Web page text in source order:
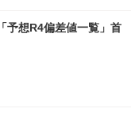
予想R4偏差値一覧」首